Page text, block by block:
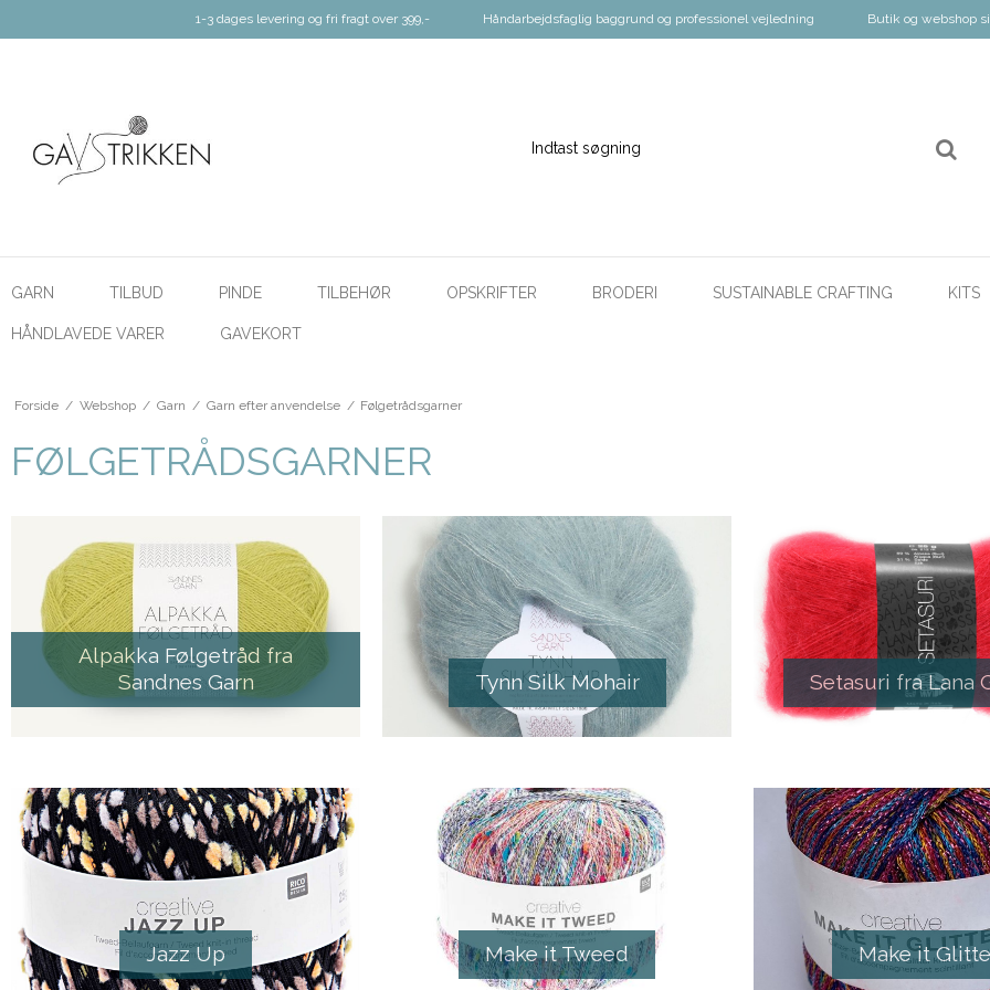
1-3 dages levering og fri fragt over 399,- Håndarbejdsfaglig baggrund og professionel vejledning Butik og webshop
GARN TILBUD PINDE TILBEHØR OPSKRIFTER BRODERI SUSTAINABLE CRAFTING KITS
HÅNDLAVEDE VARER GAVEKORT
Forside / Webshop / Garn / Garn efter anvendelse / Følgetrådsgarner
FØLGETRÅDSGARNER
Alpakka Følgetråd fra
Sandnes Garn
Tynn Silk Mohair Setasuri fra Lana
Jazz Up Make it Tweed Make it